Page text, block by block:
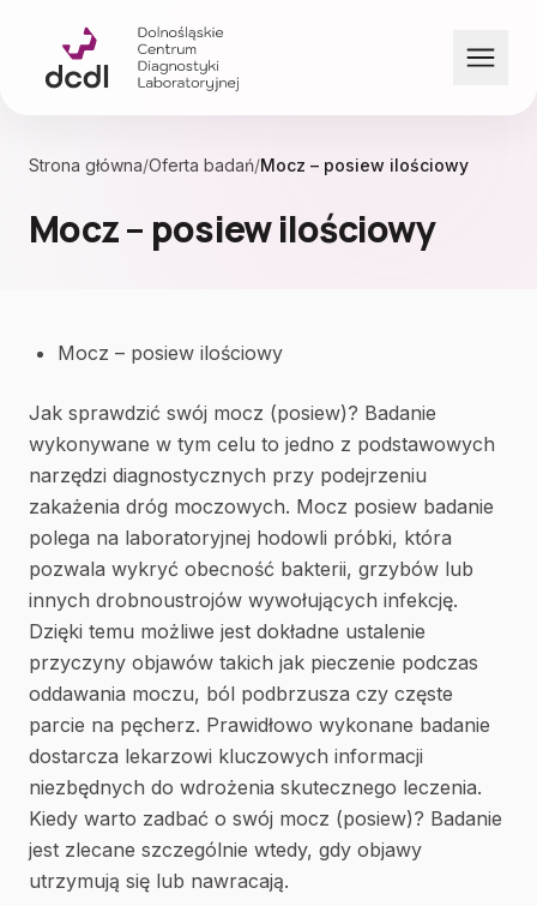
Strona główna/Oferta badań/Mocz – posiew ilościowy
Mocz – posiew ilościowy
Mocz – posiew ilościowy
Jak sprawdzić swój mocz (posiew)? Badanie
wykonywane w tym celu to jedno z podstawowych
narzędzi diagnostycznych przy podejrzeniu
zakażenia dróg moczowych. Mocz posiew badanie
polega na laboratoryjnej hodowli próbki, która
pozwala wykryć obecność bakterii, grzybów lub
innych drobnoustrojów wywołujących infekcję.
Dzięki temu możliwe jest dokładne ustalenie
przyczyny objawów takich jak pieczenie podczas
oddawania moczu, ból podbrzusza czy częste
parcie na pęcherz. Prawidłowo wykonane badanie
dostarcza lekarzowi kluczowych informacji
niezbędnych do wdrożenia skutecznego leczenia.
Kiedy warto zadbać o swój mocz (posiew)? Badanie
jest zlecane szczególnie wtedy, gdy objawy
utrzymują się lub nawracają.